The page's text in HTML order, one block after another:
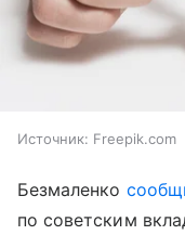
Источник: Freepik.com
Безмаленко
по советским